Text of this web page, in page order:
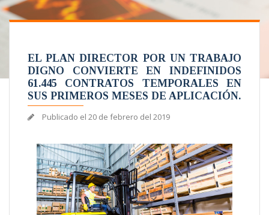
EL PLAN DIRECTOR POR UN TRABAJO
DIGNO CONVIERTE EN INDEFINIDOS
61.445 CONTRATOS TEMPORALES EN
SUS PRIMEROS MESES DE APLICACIÓN.
Publicado el 20 de febrero del 2019